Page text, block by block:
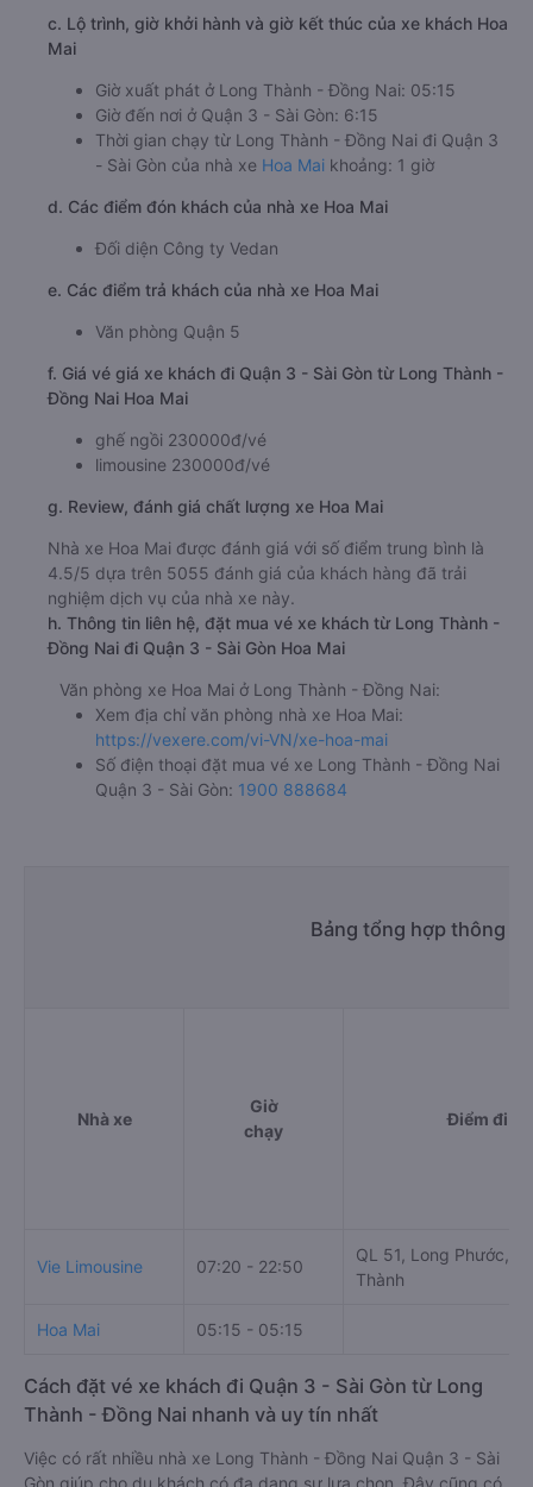
c. Lộ trình, giờ khởi hành và giờ kết thúc của xe khách Hoa
Mai
Giờ xuất phát ở Long Thành - Đồng Nai: 05:15
Giờ đến nơi ở Quận 3 - Sài Gòn: 6:15
Thời gian chạy từ Long Thành - Đồng Nai đi Quận 3
- Sài Gòn của nhà xe Hoa Mai khoảng: 1 giờ
d. Các điểm đón khách của nhà xe Hoa Mai
Đối diện Công ty Vedan
e. Các điểm trả khách của nhà xe Hoa Mai
Văn phòng Quận 5
f. Giá vé giá xe khách đi Quận 3 - Sài Gòn từ Long Thành -
Đồng Nai Hoa Mai
ghế ngồi 230000đ/vé
limousine 230000đ/vé
g. Review, đánh giá chất lượng xe Hoa Mai
Nhà xe Hoa Mai được đánh giá với số điểm trung bình là
4.5/5 dựa trên 5055 đánh giá của khách hàng đã trải
nghiệm dịch vụ của nhà xe này.
h. Thông tin liên hệ, đặt mua vé xe khách từ Long Thành -
Đồng Nai đi Quận 3 - Sài Gòn Hoa Mai
Văn phòng xe Hoa Mai ở Long Thành - Đồng Nai:
Xem địa chỉ văn phòng nhà xe Hoa Mai:
https://vexere.com/vi-VN/xe-hoa-mai
Số điện thoại đặt mua vé xe Long Thành - Đồng Nai
Quận 3 - Sài Gòn: 1900 888684
Bảng tổng hợp thông
Nhà xe
Giờ
chạy
Điểm đi
Vie Limousine 07:20 - 22:50
QL 51, Long Phước,
Thành
Hoa Mai 05:15 - 05:15
Cách đặt vé xe khách đi Quận 3 - Sài Gòn từ Long
Thành - Đồng Nai nhanh và uy tín nhất
Việc có rất nhiều nhà xe Long Thành - Đồng Nai Quận 3 - Sài